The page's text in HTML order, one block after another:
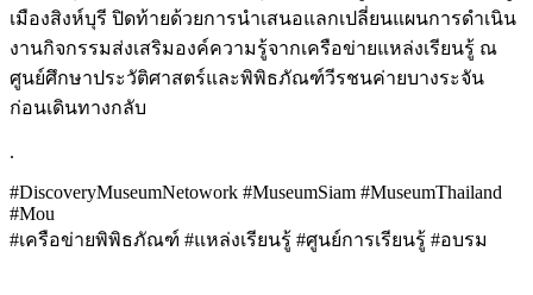
เมืองสิงห์บุรี ปิดท้ายด้วยการนำเสนอแลกเปลี่ยนแผนการดำเนิน
งานกิจกรรมส่งเสริมองค์ความรู้จากเครือข่ายแหล่งเรียนรู้ ณ
ศูนย์ศึกษาประวัติศาสตร์และพิพิธภัณฑ์วีรชนค่ายบางระจัน
ก่อนเดินทางกลับ
.
#DiscoveryMuseumNetowork #MuseumSiam #MuseumThailand
#Mou
#เครือข่ายพิพิธภัณฑ์ #แหล่งเรียนรู้ #ศูนย์การเรียนรู้ #อบรม